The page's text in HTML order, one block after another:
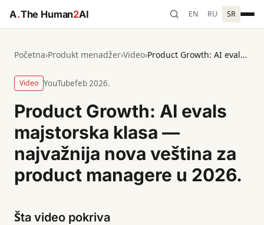
A.The Human2AI EN RU SR
Početna›Produkt menadžer›Video› Product Growth: AI evals majstorska klasa — najvažnija nova veština za product managere u 2026.
Video YouTubefeb 2026.
Product Growth: AI evals
majstorska klasa —
najvažnija nova veština za
product managere u 2026.
Šta video pokriva